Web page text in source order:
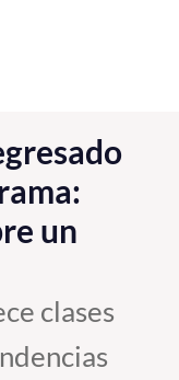
un
clases